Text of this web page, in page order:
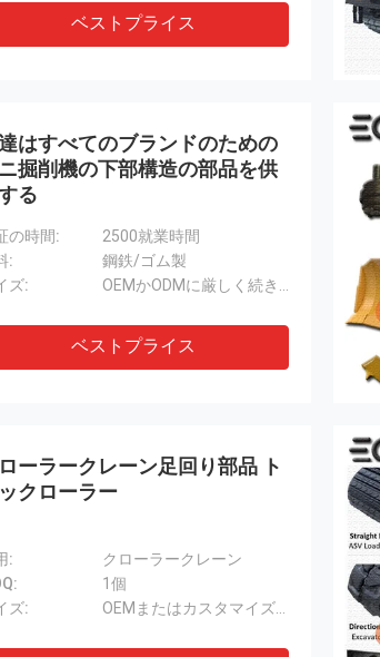
ベストプライス
はすべてのブランドのための
掘削機の下部構造の部品を供
る
の時間:
2500就業時間
:
鋼鉄/ゴム製
ズ:
ベストプライス
ーラークレーン足回り部品 ト
クローラー
:
クローラークレーン
1個
ズ: